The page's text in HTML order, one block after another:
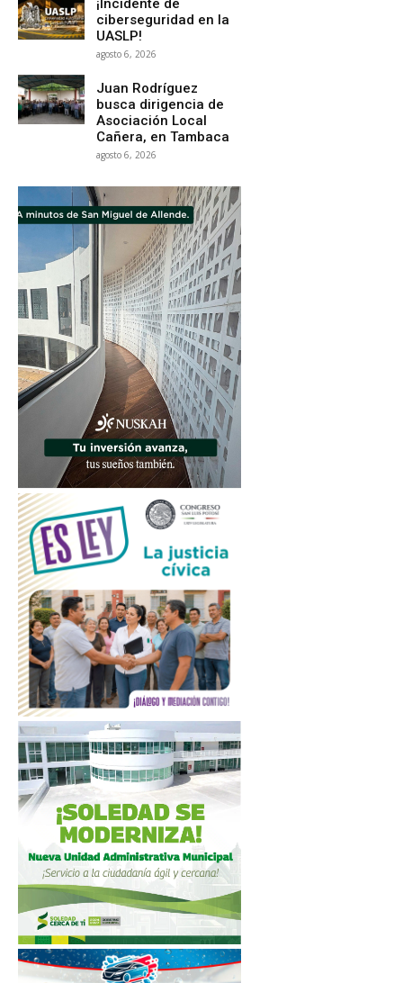
¡Incidente de
ciberseguridad en la
UASLP!
agosto 6, 2026
Juan Rodríguez
busca dirigencia de
Asociación Local
Cañera, en Tambaca
agosto 6, 2026